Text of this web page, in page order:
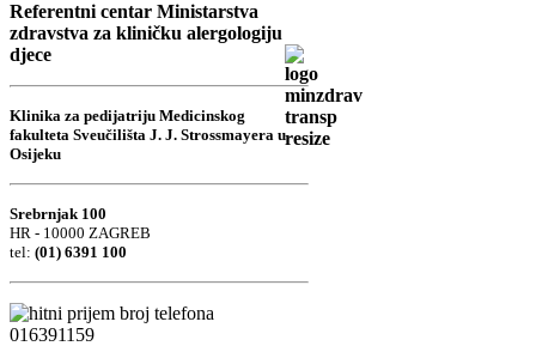
Referentni centar Ministarstva
zdravstva za kliničku alergologiju
djece
Klinika za pedijatriju Medicinskog
fakulteta Sveučilišta J. J. Strossmayera u
Osijeku
Srebrnjak 100
HR - 10000 ZAGREB
tel: (01) 6391 100